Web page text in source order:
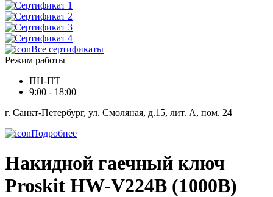
Все сертификаты
Режим работы
ПН-ПТ
9:00 - 18:00
г. Санкт-Петербург, ул. Смоляная, д.15, лит. А, пом. 24
Подробнее
Накидной гаечный ключ
Proskit HW-V224B (1000В)